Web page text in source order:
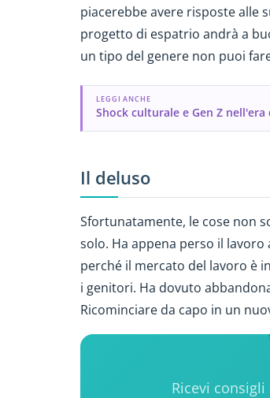
piacerebbe avere risposte alle
progetto di espatrio andrà a
un tipo del genere non puoi
LEGGI ANCHE
Shock culturale e Gen Z nell'era
Il deluso
Sfortunatamente, le cose non
solo. Ha appena perso il
perché il mercato del lavoro è
i genitori. Ha dovuto
Ricominciare da capo in un
Ricevi